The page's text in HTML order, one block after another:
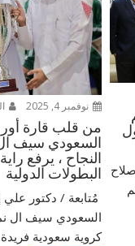
نوفمبر 4, 2025
من قلب قارة
السعودي سيف
النجاح ، يرفع
البطولات الدولية
السعودي سيف ال
كروية سعودية